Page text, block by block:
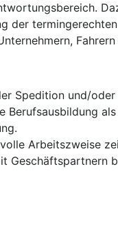
der
Spedition und/
Berufsausbildung
Arbeitszweise
Geschäftspartnern